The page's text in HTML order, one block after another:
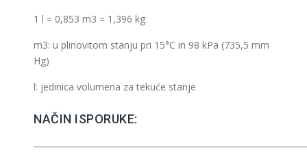
1 l = 0,853 m3 = 1,396 kg
m3: u plinovitom stanju pri 15°C in 98 kPa (735,5 mm
Hg)
l: jedinica volumena za tekuće stanje
NAČIN ISPORUKE: